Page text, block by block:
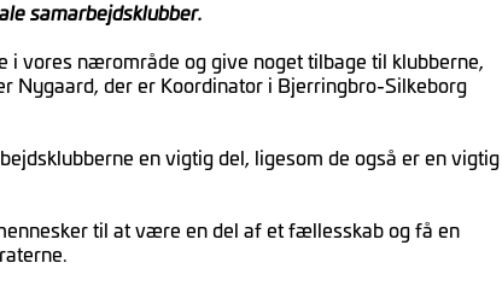
samarbejdsklubber.
i vores nærområde og give noget tilbage til klubberne,
Nygaard, der er Koordinator i Bjerringbro-Silkeborg
en vigtig del, ligesom de også er en vigtig
til at være en del af et fællesskab og få en